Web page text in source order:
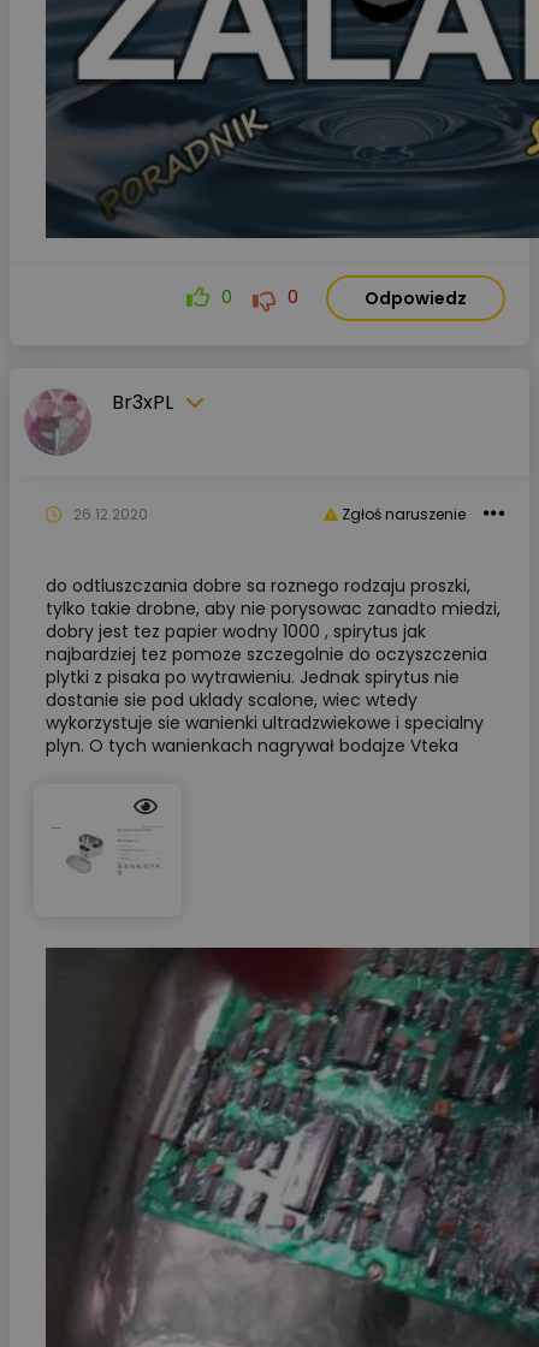
0 0 Odpowiedz
Br3xPL
Zgłoś naruszenie
26.12.2020
do odtluszczania dobre sa roznego rodzaju proszki,
tylko takie drobne, aby nie porysowac zanadto miedzi,
dobry jest tez papier wodny 1000 , spirytus jak
najbardziej tez pomoze szczegolnie do oczyszczenia
plytki z pisaka po wytrawieniu. Jednak spirytus nie
dostanie sie pod uklady scalone, wiec wtedy
wykorzystuje sie wanienki ultradzwiekowe i specialny
plyn. O tych wanienkach nagrywał bodajze Vteka